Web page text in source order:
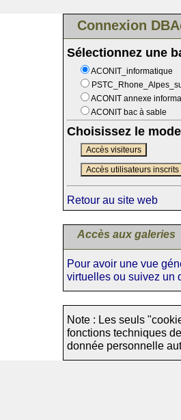
Connexion
Sélectionnez une
ACONIT_informatique
ACONIT annexe
ACONIT bac à sable
Choisissez le
Accès visiteurs
Accès utilisateurs inscrits
Retour au site web
Accès aux galeries
Pour avoir une vue
virtuelles ou suivez un
Note : Les seuls
fonctions techniques
donnée personnelle